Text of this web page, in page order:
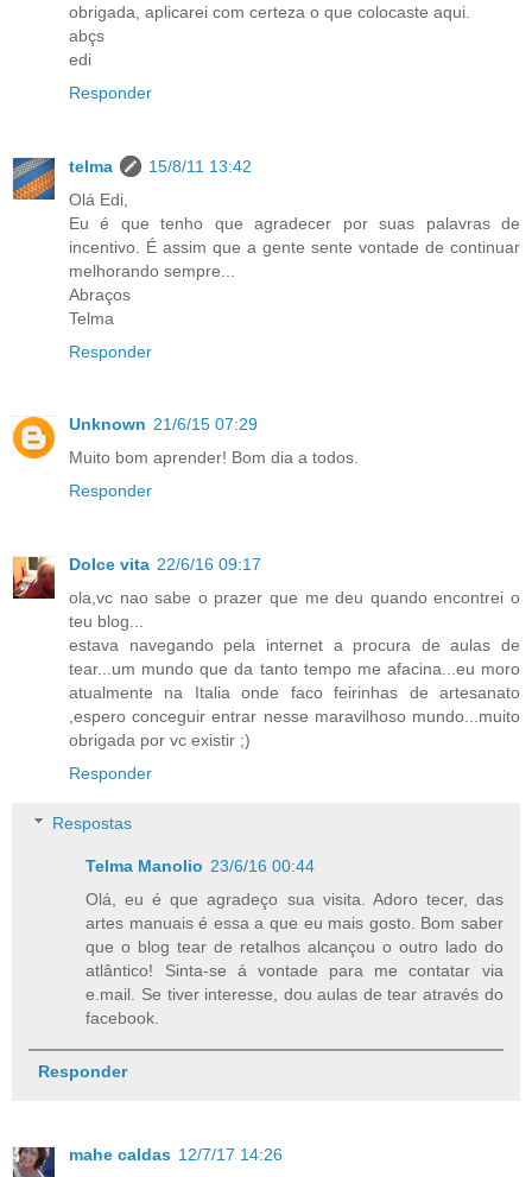
obrigada, aplicarei com certeza o que colocaste aqui.
abçs
edi
Responder
telma
15/8/11 13:42
Olá Edi,
Eu é que tenho que agradecer por suas palavras de
incentivo. É assim que a gente sente vontade de continuar
melhorando sempre...
Abraços
Telma
Responder
Unknown 21/6/15 07:29
Muito bom aprender! Bom dia a todos.
Responder
Dolce vita 22/6/16 09:17
ola,vc nao sabe o prazer que me deu quando encontrei o
teu blog...
estava navegando pela internet a procura de aulas de
tear...um mundo que da tanto tempo me afacina...eu moro
atualmente na Italia onde faco feirinhas de artesanato
,espero conceguir entrar nesse maravilhoso mundo...muito
obrigada por vc existir ;)
Responder
Respostas
Telma Manolio 23/6/16 00:44
Olá, eu é que agradeço sua visita. Adoro tecer, das
artes manuais é essa a que eu mais gosto. Bom saber
que o blog tear de retalhos alcançou o outro lado do
atlântico! Sinta-se á vontade para me contatar via
e.mail. Se tiver interesse, dou aulas de tear através do
facebook.
Responder
mahe caldas 12/7/17 14:26